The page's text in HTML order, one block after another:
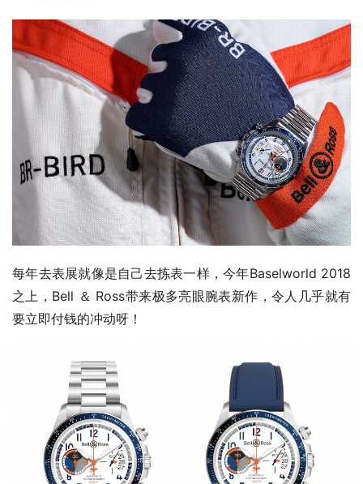
每年去表展就像是自己去拣表一样，今年Baselworld 2018
之上，Bell ＆ Ross带来极多亮眼腕表新作，令人几乎就有
要立即付钱的冲动呀！